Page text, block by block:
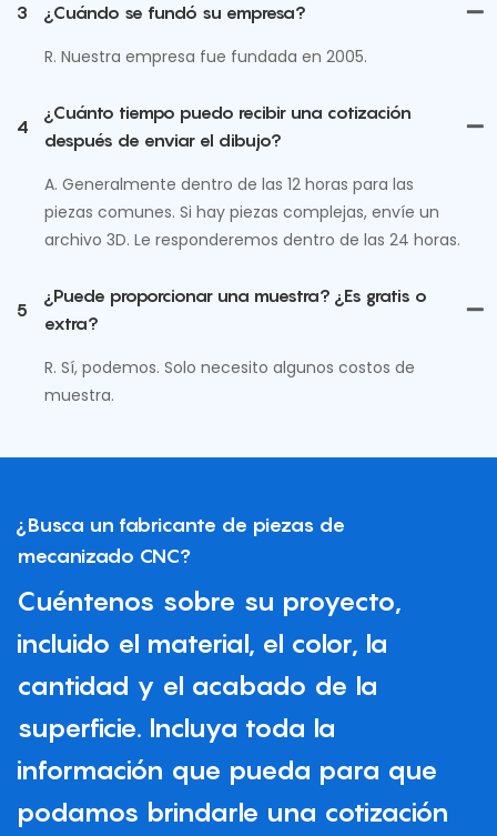
3
¿Cuándo se fundó su empresa?
R. Nuestra empresa fue fundada en 2005.
4
¿Cuánto tiempo puedo recibir una cotización
después de enviar el dibujo?
A. Generalmente dentro de las 12 horas para las
piezas comunes. Si hay piezas complejas, envíe un
archivo 3D. Le responderemos dentro de las 24 horas.
5
¿Puede proporcionar una muestra? ¿Es gratis o
extra?
R. Sí, podemos. Solo necesito algunos costos de
muestra.
¿Busca un fabricante de piezas de
mecanizado CNC?
Cuéntenos sobre su proyecto,
incluido el material, el color, la
cantidad y el acabado de la
superficie. Incluya toda la
información que pueda para que
podamos brindarle una cotización